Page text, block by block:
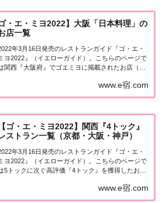
・エ・ミヨ2022】大阪「日本料理」の
店一覧
年3月16日発売のレストランガイド『ゴ・エ・
ミヨ2022』（イエローガイド）。こちらのページで
関西『大阪府』でゴエミヨに掲載されたお店（飲
を一覧にまとめました。ゴエミヨ2022『大阪』日本
理関西「大阪エリア」で「ゴ・エ・ミ...
www.e宿.com
【ゴ・エ・ミヨ2022】関西『4トック』
ストラン一覧（京都・大阪・神戸）
年3月16日発売のレストランガイド『ゴ・エ・
ミヨ2022』（イエローガイド）。こちらのページで
5トックに次ぐ高評価『4トック』を獲得したお店
都・大阪・兵庫 神戸）について一覧にまとめまし
。ゴエミヨ2022関西『4トック』ゴエ...
www.e宿.com